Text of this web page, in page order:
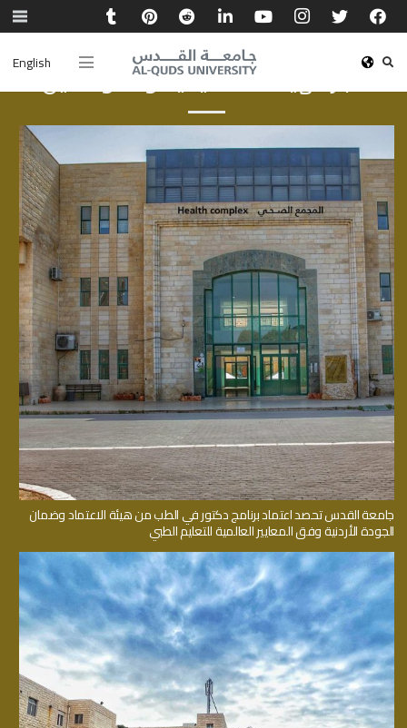
Englishأخبار الهيئة الأكاديمية والموظفين
جامعة القدس تحصد اعتماد برنامج دكتور في الطب من هيئة الاعتماد وضمان
الجودة الأردنية وفق المعايير العالمية للتعليم الطبي